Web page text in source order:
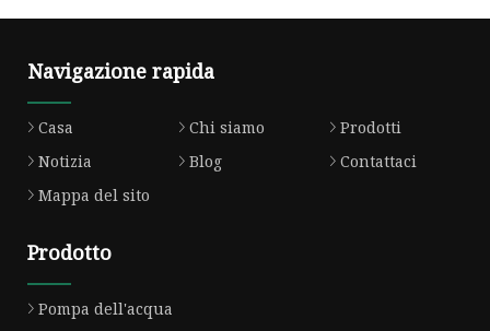
Navigazione rapida
Casa Chi siamo
Prodotti
Notizia
Blog
Contattaci
Mappa del sito
Prodotto
Pompa dell'acqua